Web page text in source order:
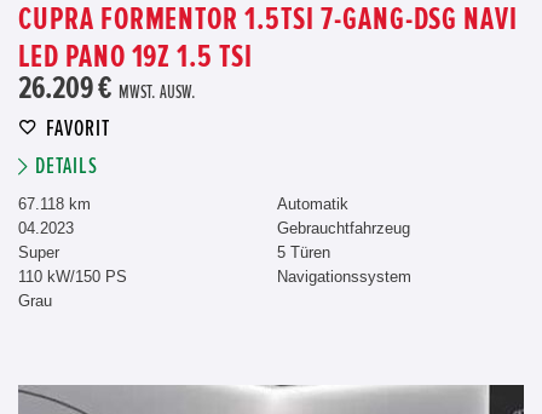
CUPRA FORMENTOR 1.5TSI 7-GANG-DSG NAVI
LED PANO 19Z 1.5 TSI
26.209 € MWST. AUSW.
FAVORIT
DETAILS
67.118 km
04.2023
Super
110 kW/150 PS
Grau
Automatik
Gebrauchtfahrzeug
5 Türen
Navigationssystem